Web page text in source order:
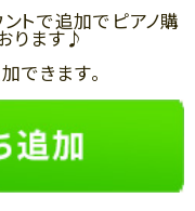
トで追加でピアノ購
ります♪
できます。